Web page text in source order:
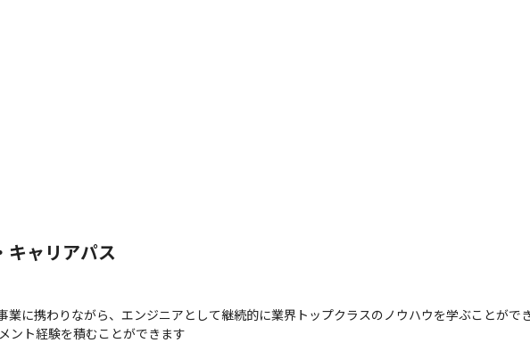
キャリアパス
業に携わりながら、エンジニアとして継続的に業界トップクラスのノウハウを学ぶことがで
ント経験を積むことができます